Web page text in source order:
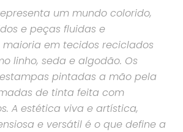
um mundo colorido,
e peças fluidas e
maioria em tecidos reciclados
linho, seda e algodão. Os
pintadas a mão pela
de tinta feita com
A estética viva e artística,
e versátil é o que define a